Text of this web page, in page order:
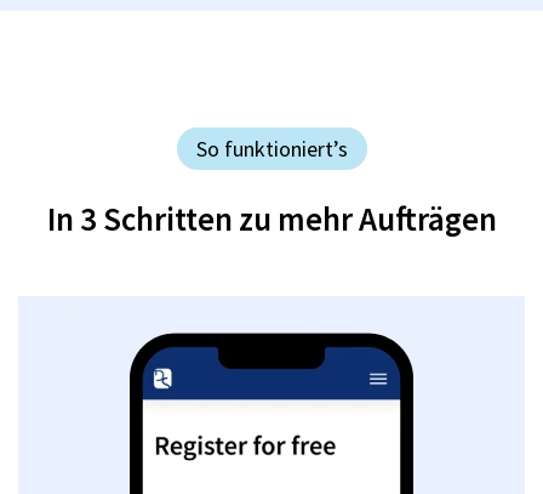
So funktioniert’s
In 3 Schritten zu mehr Aufträgen